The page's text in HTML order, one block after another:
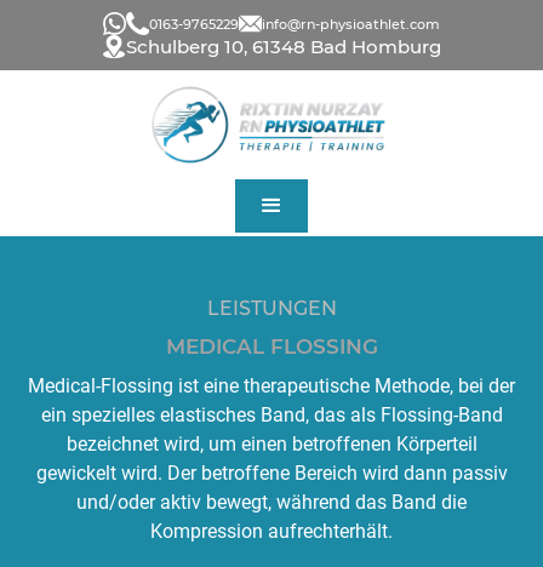
0163-9765229 info@rn-physioathlet.com
Schulberg 10, 61348 Bad Homburg
LEISTUNGEN
MEDICAL FLOSSING
Medical-Flossing ist eine therapeutische Methode, bei der
ein spezielles elastisches Band, das als Flossing-Band
bezeichnet wird, um einen betroffenen Körperteil
gewickelt wird. Der betroffene Bereich wird dann passiv
und/oder aktiv bewegt, während das Band die
Kompression aufrechterhält.